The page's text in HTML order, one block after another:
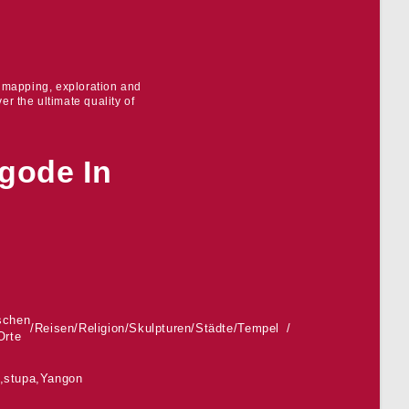
exploration and
the ultimate quality of
In
/ Reisen/ Religion/Skulpturen/Städte/Tempel
,stupa,Yangon